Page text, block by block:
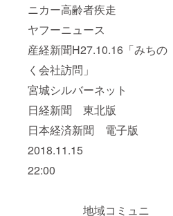
ニカー高齢者疾走
ヤフーニュース
産経新聞H27.10.16「みちの
く会社訪問」
宮城シルバーネット
日経新聞 東北版
日本経済新聞 電子版
2018.11.15
22:00
地域コミュニ